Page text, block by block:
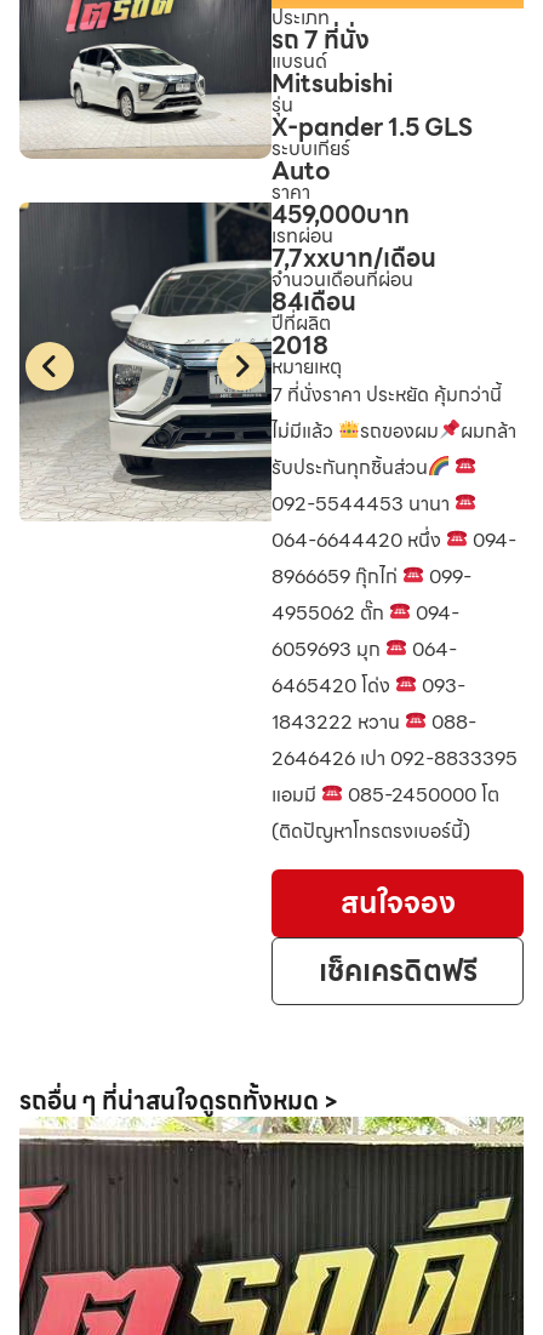
ประเภท
รถ 7 ที่นั่ง
แบรนด์
Mitsubishi
รุ่น
X-pander 1.5 GLS
ระบบเกียร์
Auto
ราคา
459,000บาท
เรทผ่อน
7,7xxบาท/เดือน
จำนวนเดือนที่ผ่อน
84เดือน
ปีที่ผลิต
2018
หมายเหตุ
7 ที่นั่งราคา ประหยัด คุ้มกว่านี้
ไม่มีแล้ว
รถของผม
ผมกล้า
รับประกันทุกชิ้นส่วน
092-5544453 นานา
064-6644420 หนึ่ง
094-
8966659 กุ๊กไก่
099-
4955062 ตั๊ก
094-
6059693 มุก
064-
6465420 โด่ง
093-
1843222 หวาน
088-
2646426 เปา 092-8833395
แอมมี
085-2450000 โต
(ติดปัญหาโทรตรงเบอร์นี้)
สนใจจอง
เช็คเครดิตฟรี
รถอื่น ๆ ที่น่าสนใจดูรถทั้งหมด >